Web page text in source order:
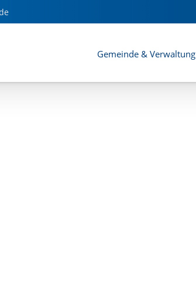
Gemeinde & Verwaltung
Flächennutzungsplans